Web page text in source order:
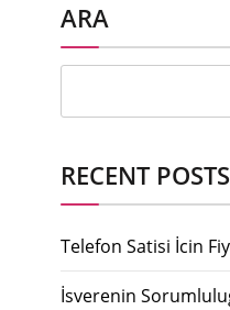
ARA
RECENT POSTS
Telefon Satisi İcin
İsverenin